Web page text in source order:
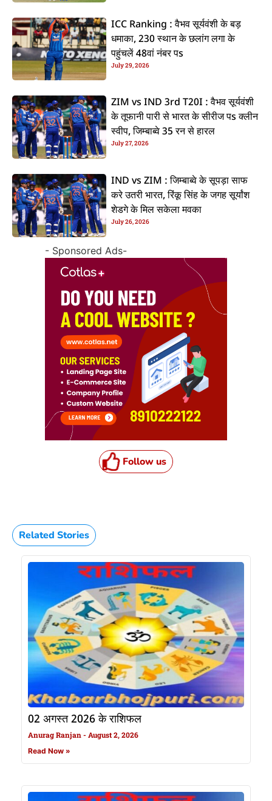
ICC Ranking : वैभव सूर्यवंशी के बड़
धमाका, 230 स्थान के छलांग लगा के
पहुंचलें 48वां नंबर पs
July 29, 2026
ZIM vs IND 3rd T20I : वैभव सूर्यवंशी
के तूफानी पारी से भारत के सीरीज पs क्लीन
स्वीप, जिम्बाब्वे 35 रन से हारल
July 27, 2026
IND vs ZIM : जिम्बाब्वे के सूपड़ा साफ
करे उतरी भारत, रिंकू सिंह के जगह सूर्यांश
शेडगे के मिल सकेला मवका
July 26, 2026
- Sponsored Ads-
Follow us
Related Stories
02 अगस्त 2026 के राशिफल
Anurag Ranjan August 2, 2026
Read Now »